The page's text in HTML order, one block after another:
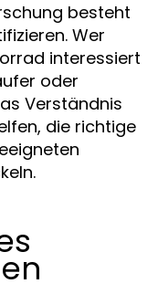
besteht
Wer
interessiert
oder
Verständnis
die richtige